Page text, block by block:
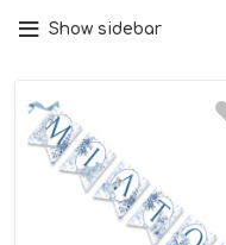
Show sidebar